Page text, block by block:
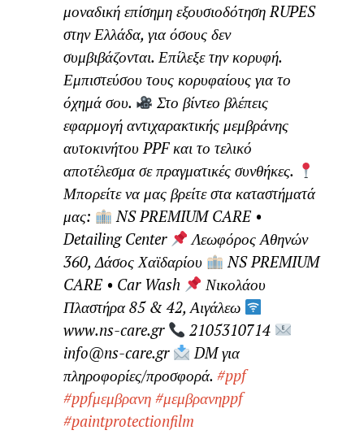
μοναδική επίσημη εξουσιοδότηση RUPES
στην Ελλάδα, για όσους δεν
συμβιβάζονται. Επίλεξε την κορυφή.
Εμπιστεύσου τους κορυφαίους για το
όχημά σου.
Στο βίντεο βλέπεις
εφαρμογή αντιχαρακτικής μεμβράνης
αυτοκινήτου PPF και το τελικό
αποτέλεσμα σε πραγματικές συνθήκες.
Μπορείτε να μας βρείτε στα καταστήματά
μας:
NS PREMIUM CARE •
Detailing Center
Λεωφόρος Αθηνών
360, Δάσος Χαϊδαρίου
NS PREMIUM
CARE • Car Wash
Νικολάου
Πλαστήρα 85 & 42, Αιγάλεω
www.ns-care.gr
2105310714
info@ns-care.gr
DM για
πληροφορίες/προσφορά. #ppf
#ppfμεμβρανη #μεμβρανηppf
#paintprotectionfilm